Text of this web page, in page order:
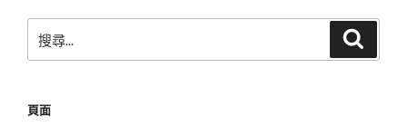
尋
字:
頁面